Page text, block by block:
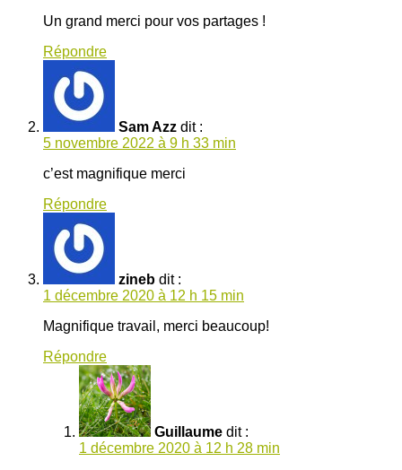
Un grand merci pour vos partages !
Répondre
Sam Azz dit :
5 novembre 2022 à 9 h 33 min
c’est magnifique merci
Répondre
zineb dit :
1 décembre 2020 à 12 h 15 min
Magnifique travail, merci beaucoup!
Répondre
Guillaume dit :
1 décembre 2020 à 12 h 28 min